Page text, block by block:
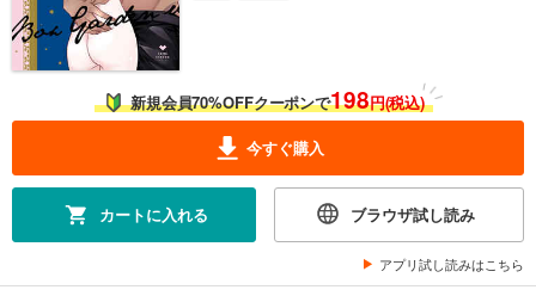
新規会員70%OFFクーポンで198円(税込)
今すぐ購入
カートに入れる ブラウザ試し読み
アプリ試し読みはこちら